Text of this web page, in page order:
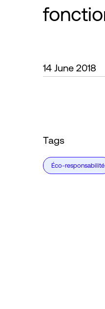
14 June 2018
Tags
Éco-responsabilité